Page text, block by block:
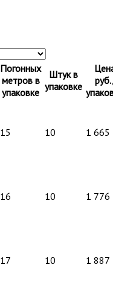
Погонных
метров в
упаковке
Штук в
упаковке
15 10 1 665
16 10 1 776
17 10 1 887